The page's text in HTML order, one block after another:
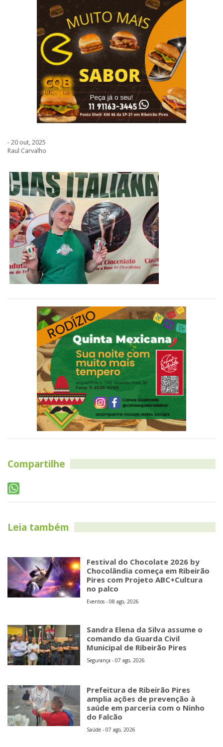
- 20 out, 2025
Raul Carvalho
Compartilhe
Leia também
Festival do Chocolate 2026 by
Chocolândia começa em Ribeirão
Pires com Projeto ABC+Cultura
no palco
Eventos - 08 ago, 2026
Sandra Elena da Silva assume o
comando da Guarda Civil
Municipal de Ribeirão Pires
Segurança - 07 ago, 2026
Prefeitura de Ribeirão Pires
amplia ações de prevenção à
saúde em parceria com o Ninho
do Falcão
Saúde - 07 ago, 2026